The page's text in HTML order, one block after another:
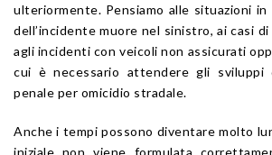
ulteriormente. Pensiamo alle situazioni in
dell’incidente muore nel sinistro, ai casi
agli incidenti con veicoli non assicurati
cui è necessario attendere gli sviluppi
penale per omicidio stradale.
Anche i tempi possono diventare molto
iniziale non viene formulata